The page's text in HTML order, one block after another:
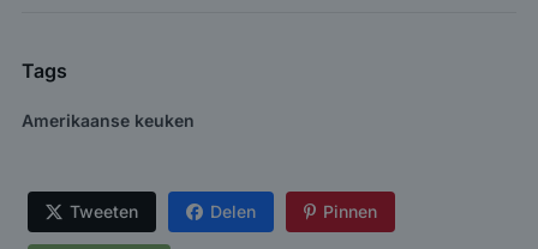
Tags
Amerikaanse keuken
Tweeten Delen Pinnen